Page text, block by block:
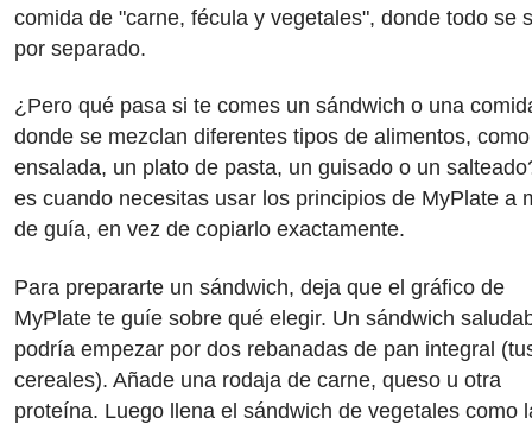
comida de "carne, fécula y vegetales", donde todo se
por separado.
¿Pero qué pasa si te comes un sándwich o una
donde se mezclan diferentes tipos de alimentos,
ensalada, un plato de pasta, un guisado o un
es cuando necesitas usar los principios de MyPlate a
de guía, en vez de copiarlo exactamente.
Para prepararte un sándwich, deja que el gráfico de
MyPlate te guíe sobre qué elegir. Un sándwich
podría empezar por dos rebanadas de pan integral
cereales). Añade una rodaja de carne, queso u otra
proteína. Luego llena el sándwich de vegetales como